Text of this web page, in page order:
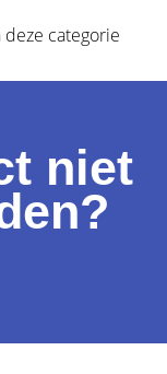
categorie
niet